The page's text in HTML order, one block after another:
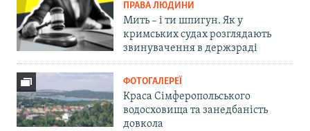
ПРАВА ЛЮДИНИ
Мить – і ти шпигун. Як у
кримських судах розглядають
звинувачення в держзраді
ФОТОГАЛЕРЕЇ
Краса Сімферопольського
водосховища та занедбаність
довкола